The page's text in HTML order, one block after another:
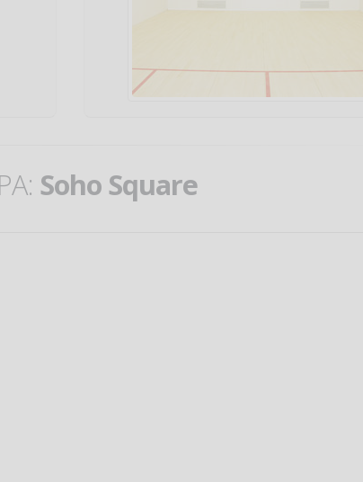
Soho Square